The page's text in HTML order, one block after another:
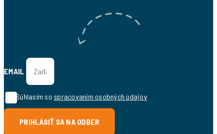
EMAIL
Súhlasím so spracovaním osobných údajov
PRIHLÁSIŤ SA NA ODBER